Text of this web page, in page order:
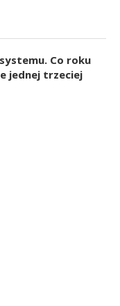
Co roku
jednej trzeciej